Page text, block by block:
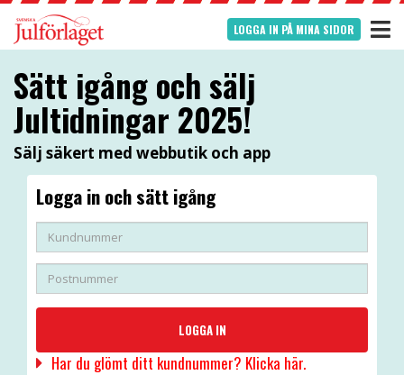
LOGGA IN PÅ MINA SIDOR
Sätt igång och sälj
Jultidningar 2025!
Sälj säkert med webbutik och app
Logga in och sätt igång
LOGGA IN
Har du glömt ditt kundnummer? Klicka här.